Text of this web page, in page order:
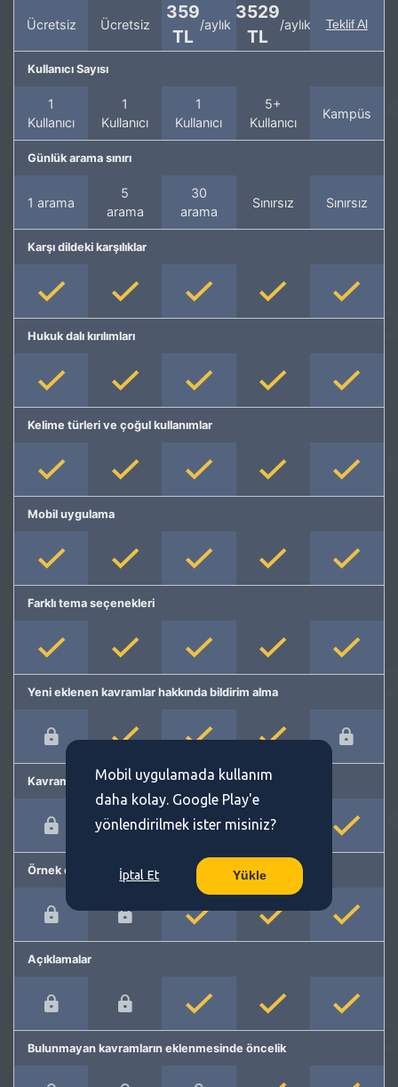
Ücretsiz Ücretsiz
359
TL
/aylık
3529
TL
/aylık Teklif Al
Kullanıcı Sayısı
1
Kullanıcı
1
Kullanıcı
1
Kullanıcı
5+
Kullanıcı
Kampüs
Günlük arama sınırı
1 arama
5
arama
30
arama
Sınırsız Sınırsız
Karşı dildeki karşılıklar
Hukuk dalı kırılımları
Kelime türleri ve çoğul kullanımlar
Mobil uygulama
Farklı tema seçenekleri
Yeni eklenen kavramlar hakkında bildirim alma
Kavram önerme
Örnek cümleler
Açıklamalar
Bulunmayan kavramların eklenmesinde öncelik
Mobil uygulamada kullanım
daha kolay. Google Play'e
yönlendirilmek ister misiniz?
İptal Et Yükle